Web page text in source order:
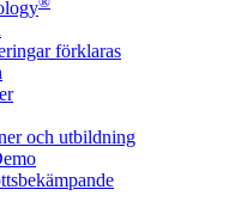
förklaras
och utbildning